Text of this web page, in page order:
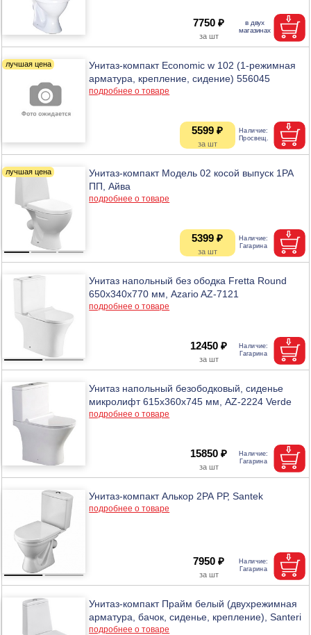
7750 ₽
Унитаз-компакт Economic w 102 (1-режимная
арматура, крепление, сидение) 556045
подробнее о товаре
5599 ₽
Унитаз-компакт Модель 02 косой выпуск 1РА
ПП, Айва
подробнее о товаре
5399 ₽
Унитаз напольный без ободка Fretta Round
650х340х770 мм, Azario AZ-7121
подробнее о товаре
12450 ₽
Унитаз напольный безободковый, сиденье
микролифт 615х360х745 мм, AZ-2224 Verde
подробнее о товаре
15850 ₽
Унитаз-компакт Алькор 2РА РР, Santek
подробнее о товаре
7950 ₽
Унитаз-компакт Прайм белый (двухрежимная
арматура, бачок, сиденье, крепление), Santeri
подробнее о товаре